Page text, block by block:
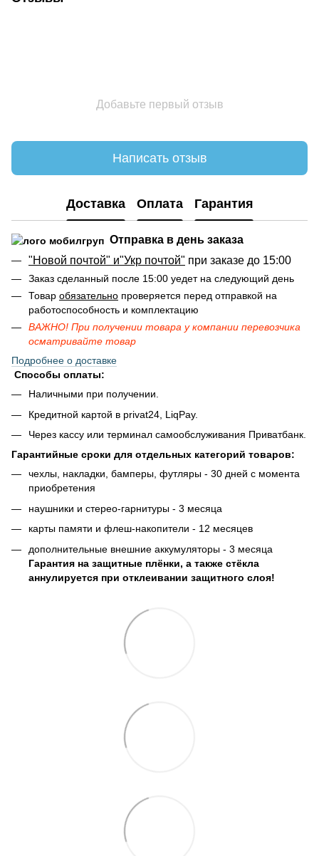
Добавьте первый отзыв
Написать отзыв
Доставка Оплата Гарантия
Отправка в день заказа
"Новой почтой" и"Укр почтой" при заказе до 15:00
Заказ сделанный после 15:00 уедет на следующий день
Товар обязательно проверяется перед отправкой на
работоспособность и комплектацию
ВАЖНО! При получении товара у компании перевозчика
осматривайте товар
Подробнее о доставке
Способы оплаты:
Наличными при получении.
Кредитной картой в privat24, LiqPay.
Через кассу или терминал самообслуживания Приватбанк.
Гарантийные сроки для отдельных категорий товаров:
чехлы, накладки, бамперы, футляры - 30 дней с момента
приобретения
наушники и стерео-гарнитуры - 3 месяца
карты памяти и флеш-накопители - 12 месяцев
дополнительные внешние аккумуляторы - 3 месяца
Гарантия на защитные плёнки, а также стёкла
аннулируется при отклеивании защитного слоя!